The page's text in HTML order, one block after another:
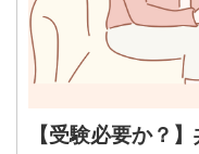
【受験必要か？